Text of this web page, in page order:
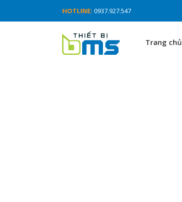
HOTLINE: 0937.927.547
Trang chủ